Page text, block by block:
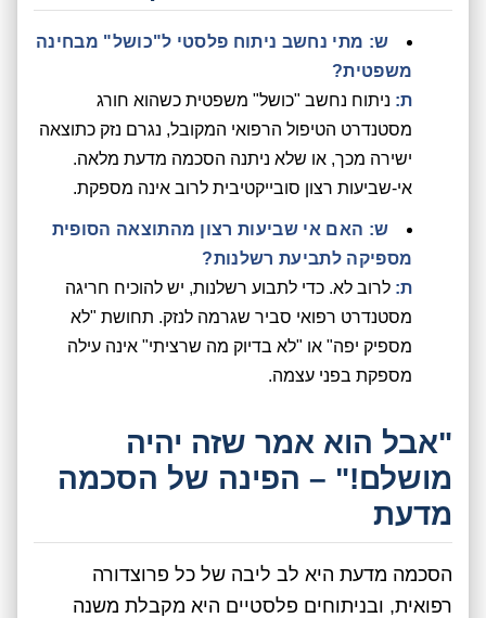
ש: מתי נחשב ניתוח פלסטי ל"כושל" מבחינה
משפטית?
ת: ניתוח נחשב "כושל" משפטית כשהוא חורג
מסטנדרט הטיפול הרפואי המקובל, נגרם נזק כתוצאה
ישירה מכך, או שלא ניתנה הסכמה מדעת מלאה.
אי-שביעות רצון סובייקטיבית לרוב אינה מספקת.
ש: האם אי שביעות רצון מהתוצאה הסופית
מספיקה לתביעת רשלנות?
ת: לרוב לא. כדי לתבוע רשלנות, יש להוכיח חריגה
מסטנדרט רפואי סביר שגרמה לנזק. תחושת "לא
מספיק יפה" או "לא בדיוק מה שרציתי" אינה עילה
מספקת בפני עצמה.
"אבל הוא אמר שזה יהיה
מושלם!" – הפינה של הסכמה
מדעת
הסכמה מדעת היא לב ליבה של כל פרוצדורה
רפואית, ובניתוחים פלסטיים היא מקבלת משנה